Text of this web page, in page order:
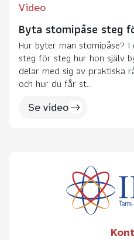
Video
Byta stomipåse steg
Hur byter man stomipåse?
steg för steg hur hon själv
delar med sig av praktiska
och hur du får st...
Se video